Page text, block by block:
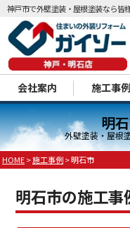
神戸市で外壁塗装・屋根塗装なら皆
会社案内 施工事例
明
外壁塗装・屋根
HOME>施工事例>明石市
明石市の施工事